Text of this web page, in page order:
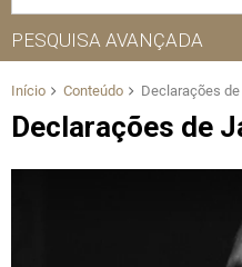
PESQUISA AVANÇADA
Início Conteúdo Declarações
Declarações de